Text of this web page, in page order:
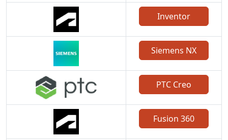
Inventor
Siemens NX
PTC Creo
Fusion 360